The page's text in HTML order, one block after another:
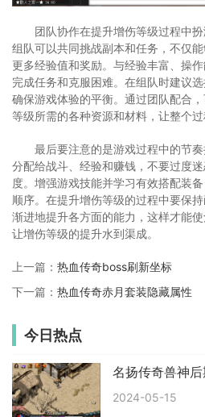
团队协作在提升增伤等级过程中
组队可以共同挑战副本和任务，不仅
更多经验值和奖励。与经验丰富、操
完成任务和克服困难。在组队时建议
确保游戏体验的平衡。通过团队配合
等级所需的各种资源和材料，让整个过
最后要注意的是游戏过程中的节
分配给战斗、经验和赚钱，不要过度
度。增强游戏技能并学习有效搭配装
顺序。在提升增伤等级的过程中要保
渐进地提升各方面的能力，这样才能
让增伤等级的提升水到渠成。
上一篇： 热血传奇boss刷新坐标
下一篇： 热血传奇赤月套装隐藏属性
今日热点
名扬传奇兽神
2024-05-15